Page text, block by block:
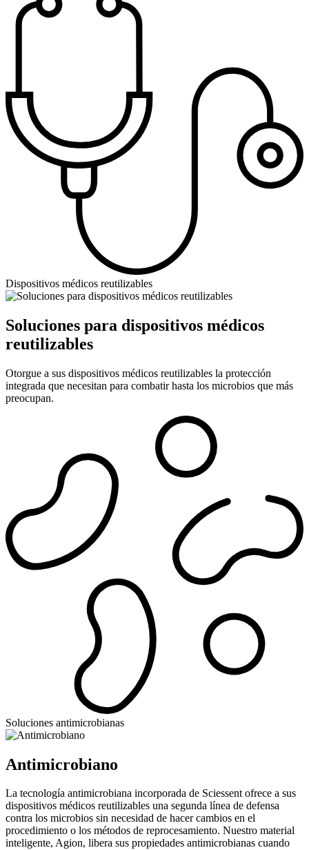
Dispositivos médicos reutilizables
Soluciones para dispositivos médicos
reutilizables
Otorgue a sus dispositivos médicos reutilizables la protección
integrada que necesitan para combatir hasta los microbios que más
preocupan.
Soluciones antimicrobianas
Antimicrobiano
La tecnología antimicrobiana incorporada de Sciessent ofrece a sus
dispositivos médicos reutilizables una segunda línea de defensa
contra los microbios sin necesidad de hacer cambios en el
procedimiento o los métodos de reprocesamiento. Nuestro material
inteligente, Agion, libera sus propiedades antimicrobianas cuando